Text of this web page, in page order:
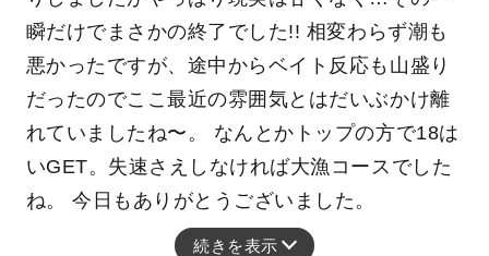
瞬だけでまさかの終了でした!! 相変わらず潮も
悪かったですが、途中からベイト反応も山盛り
だったのでここ最近の雰囲気とはだいぶかけ離
れていましたね〜。 なんとかトップの方で18は
いGET。失速さえしなければ大漁コースでした
ね。 今日もありがとうございました。
続きを表示